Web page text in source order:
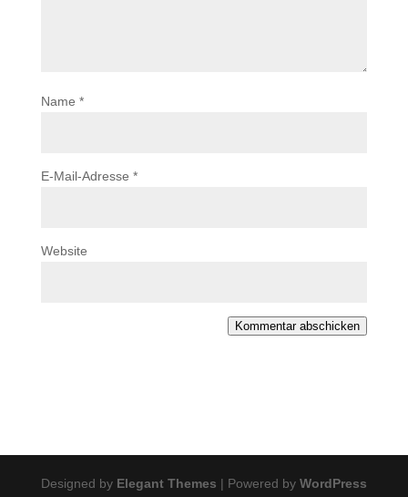
Name *
E-Mail-Adresse *
Website
Kommentar abschicken
Designed by Elegant Themes | Powered by WordPress